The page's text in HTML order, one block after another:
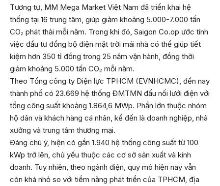
Tương tự, MM Mega Market Việt Nam đã triển khai hệ
thống tại 16 trung tâm, giúp giảm khoảng 5.000-7.000 tấn
CO₂ phát thải mỗi năm. Trong khi đó, Saigon Co.op ước tính
việc đầu tư đồng bộ điện mặt trời mái nhà có thể giúp tiết
kiệm hơn 350 tỉ đồng trong 25 năm vận hành, đồng thời
giảm khoảng 5.000 tấn CO₂ mỗi năm.
Theo Tổng công ty Điện lực TPHCM (EVNHCMC), đến nay
thành phố có 23.669 hệ thống ĐMTMN đấu nối lưới điện với
tổng công suất khoảng 1.864,6 MWp. Phần lớn thuộc nhóm
hộ dân và khách hàng cá nhân, kế đến là doanh nghiệp, nhà
xưởng và trung tâm thương mại.
Đáng chú ý, hiện có gần 1.940 hệ thống công suất từ 100
kWp trở lên, chủ yếu thuộc các cơ sở sản xuất và kinh
doanh. Tuy nhiên, theo ngành điện, quy mô hiện nay vẫn
còn khá nhỏ so với tiềm năng phát triển của TPHCM, địa